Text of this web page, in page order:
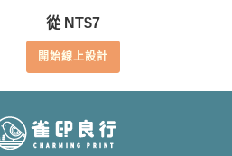
從 NT$7
開始線上設計